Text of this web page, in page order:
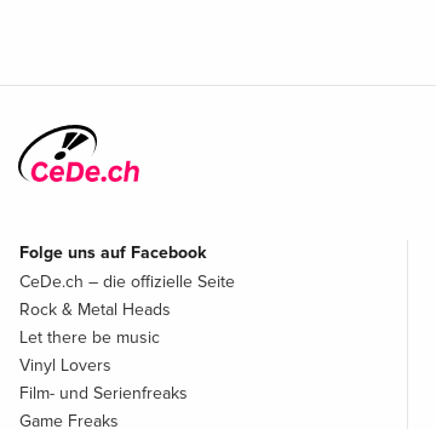
Folge uns auf Facebook
CeDe.ch – die offizielle Seite
Rock & Metal Heads
Let there be music
Vinyl Lovers
Film- und Serienfreaks
Game Freaks